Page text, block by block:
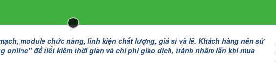
module chức năng, linh kiện chất lượng, giá sỉ và lẻ. Khách hàng nên sử
online" để tiết kiệm thời gian và chi phí giao dịch, tránh nhầm lẫn khi mua